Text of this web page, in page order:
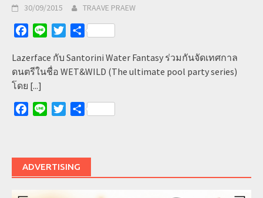
30/09/2015 TRAAVE PRAEW
Facebook
Line TwitterShare
Lazerface กับ Santorini Water Fantasy ร่วมกันจัดเทศกาล
ดนตรีในชื่อ WET&WILD (The ultimate pool party series)
โดย [...]
Facebook
Line TwitterShare
ADVERTISING